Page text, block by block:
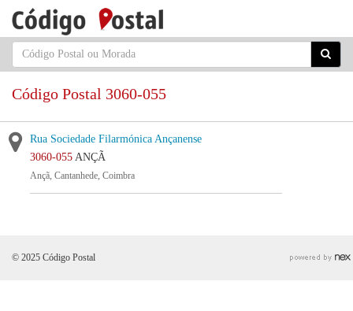
Código Postal 3060-055
Rua Sociedade Filarmónica Ançanense
3060-055 ANÇÃ
Ançã, Cantanhede, Coimbra
© 2025 Código Postal